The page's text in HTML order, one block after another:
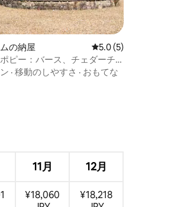
つ星の平均評価
の納屋 レビュー5件、5つ
5.0 (5)
ピー：バース、チェダーチ
ウォルズの近く
· 移動のしやすさ · おもてな
11月 12月
¥18,060
¥18,218